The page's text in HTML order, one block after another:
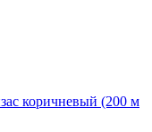
коричневый (200 м